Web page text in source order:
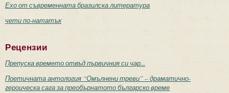
Ехо от съвременната бразилска литература
чети по-нататък
Рецензии
Препуска времето отвъд първичния си чар...
Поетичната антология “Омълнени треви” – драматично-
героическа сага за преобърнатото българско време